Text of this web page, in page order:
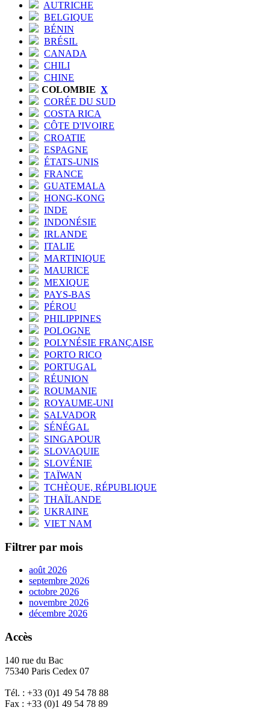
AUTRICHE
BELGIQUE
BÉNIN
BRÉSIL
CANADA
CHILI
CHINE
COLOMBIE X
CORÉE DU SUD
COSTA RICA
CÔTE D'IVOIRE
CROATIE
ESPAGNE
ÉTATS-UNIS
FRANCE
GUATEMALA
HONG-KONG
INDE
INDONÉSIE
IRLANDE
ITALIE
MARTINIQUE
MAURICE
MEXIQUE
PAYS-BAS
PÉROU
PHILIPPINES
POLOGNE
POLYNÉSIE FRANÇAISE
PORTO RICO
PORTUGAL
RÉUNION
ROUMANIE
ROYAUME-UNI
SALVADOR
SÉNÉGAL
SINGAPOUR
SLOVAQUIE
SLOVÉNIE
TAÏWAN
TCHÈQUE, RÉPUBLIQUE
THAÏLANDE
UKRAINE
VIET NAM
Filtrer par mois
août 2026
septembre 2026
octobre 2026
novembre 2026
décembre 2026
Accès
140 rue du Bac
75340 Paris Cedex 07
Tél. : +33 (0)1 49 54 78 88
Fax : +33 (0)1 49 54 78 89